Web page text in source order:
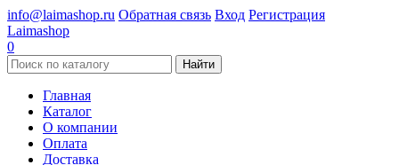
info@laimashop.ru Обратная связь Вход Регистрация
Laimashop
0
Найти
Главная
Каталог
О компании
Оплата
Доставка